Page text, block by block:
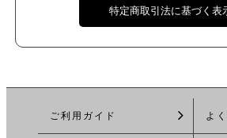
特定商取引法に基づく表
ご利用ガイド よ